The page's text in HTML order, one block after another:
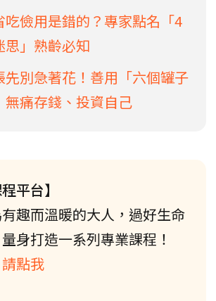
吃儉用是錯的？專家點名「4
思」熟齡必知
先別急著花！善用「六個罐子
無痛存錢、投資自己
平台】
趣而溫暖的大人，過好生命
身打造一系列專業課程！
點我